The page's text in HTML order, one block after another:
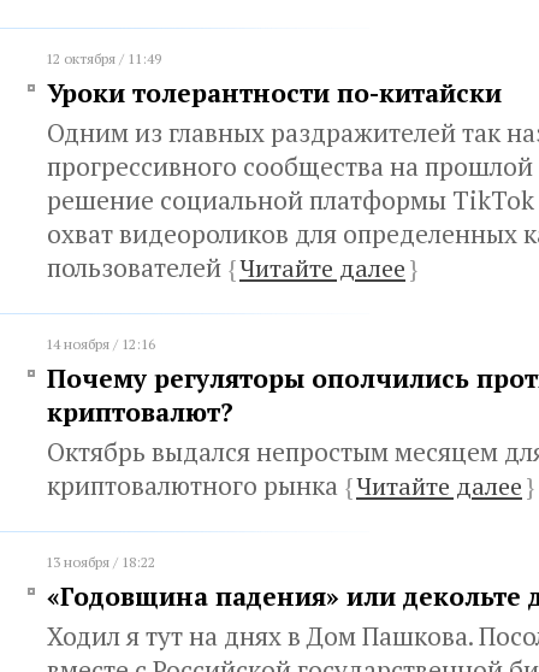
12 октября / 11:49
Уроки толерантности по-китайски
Одним из главных раздражителей так
прогрессивного сообщества на прошлой
решение социальной платформы TikTok
охват видеороликов для определенных
пользователей {Читайте далее}
14 ноября / 12:16
Почему регуляторы ополчились
криптовалют?
Октябрь выдался непростым месяцем
криптовалютного рынка {Читайте далее}
13 ноября / 18:22
«Годовщина падения» или декольте
Ходил я тут на днях в Дом Пашкова.